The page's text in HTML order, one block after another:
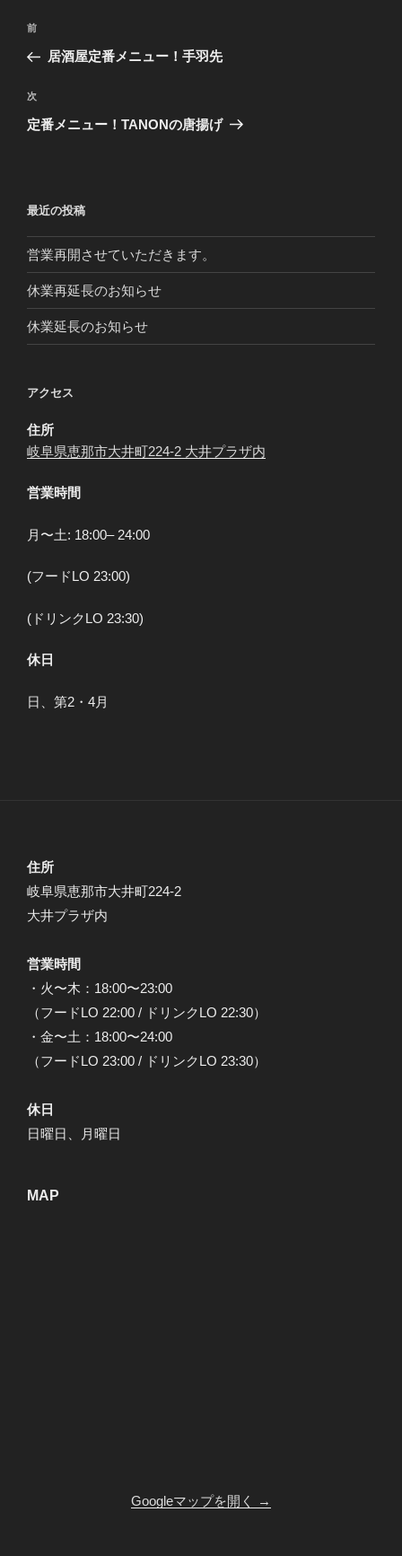
投
ナ
ビ
ゲ
ン
前
の
稿
前
居酒屋定番メニュー！手羽先
次
の
次
定番メニュー！TANONの唐揚げ
最近の投稿
営業再開させていただきます。
休業再延長のお知らせ
休業延長のお知らせ
アクセス
住所
岐阜県恵那市大井町224-2 大井プラザ内
営業時間
月〜土: 18:00– 24:00
(フードLO 23:00)
(ドリンクLO 23:30)
休日
日、第2・4月
住所
岐阜県恵那市大井町224-2
大井プラザ内
営業時間
・火〜木：18:00〜23:00
（フードLO 22:00 / ドリンクLO 22:30）
・金〜土：18:00〜24:00
（フードLO 23:00 / ドリンクLO 23:30）
休日
日曜日、月曜日
MAP
Googleマップを開く →